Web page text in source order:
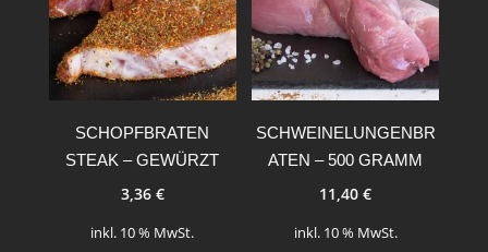
SCHOPFBRATEN
STEAK – GEWÜRZT
3,36 €
inkl. 10 % MwSt.
SCHWEINELUNGENBR
ATEN – 500 GRAMM
11,40€
inkl. 10 % MwSt.